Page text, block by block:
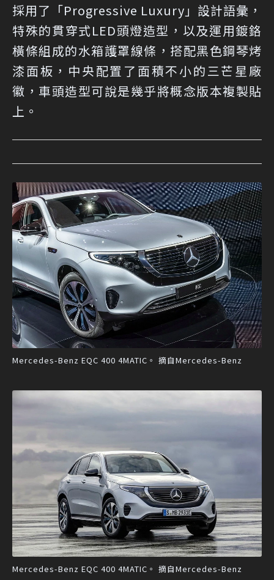
採用了「Progressive Luxury」設計語彙，
特殊的貫穿式LED頭燈造型，以及運用鍍鉻
橫條組成的水箱護罩線條，搭配黑色鋼琴烤
漆面板，中央配置了面積不小的三芒星廠
徽，車頭造型可說是幾乎將概念版本複製貼
上。
Mercedes-Benz EQC 400 4MATIC。 摘自Mercedes-Benz
Mercedes-Benz EQC 400 4MATIC。 摘自Mercedes-Benz